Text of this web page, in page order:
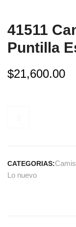
41511
Puntilla
$21,600.00
CATEGORIAS:
Lo nuevo